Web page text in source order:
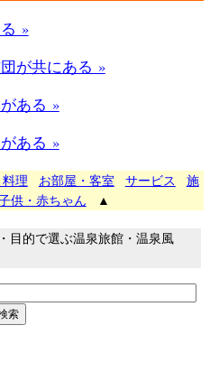
»
が共にある »
ある »
ある »
理 お部屋・客室 サービス
施
供・赤ちゃん ▲
目的で選ぶ温泉旅館・温泉風